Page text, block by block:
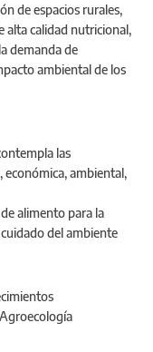
de espacios rurales,
alta calidad nutricional,
demanda de
ambiental de los
las
ambiental,
alimento para la
del ambiente